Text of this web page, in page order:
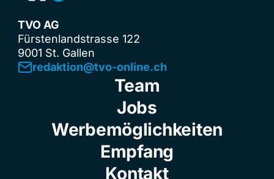
TVO AG
Fürstenlandstrasse 122
9001 St. Gallen
redaktion@tvo-online.ch
Team
Jobs
Werbemöglichkeiten
Empfang
Kontakt